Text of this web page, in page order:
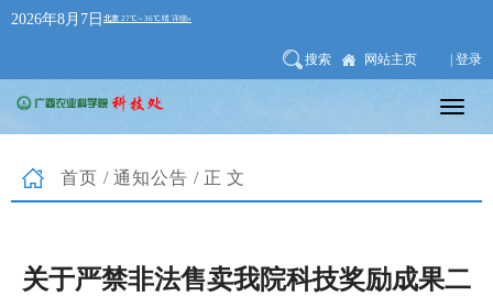
2026年8月7日
搜索 网站主页 | 登录
首页 / 通知公告 /正文
关于严禁非法售卖我院科技奖励成果二